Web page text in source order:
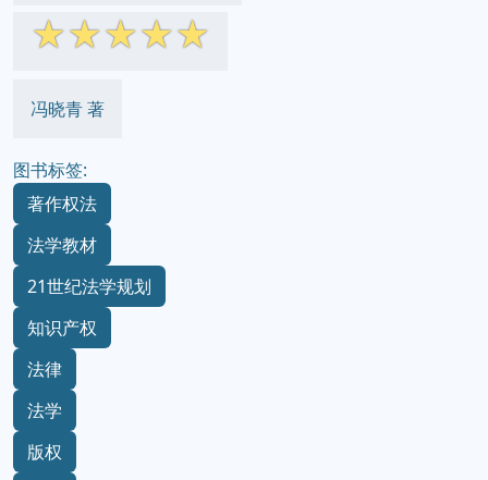
☆☆☆☆☆
冯晓青 著
图书标签:
著作权法
法学教材
21世纪法学规划
知识产权
法律
法学
版权